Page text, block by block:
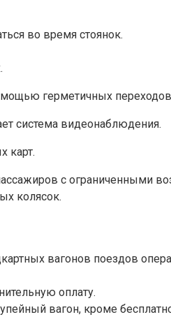
во время стоянок.
герметичных переходов
система видеонаблюдения.
карт.
с ограниченными
колясок.
вагонов поездов
оплату.
вагон, кроме